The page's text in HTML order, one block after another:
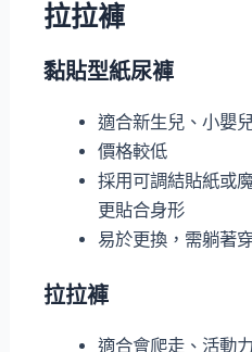
拉拉褲
黏貼型紙尿褲
適合新生兒、小嬰
價格較低
採用可調結貼紙或
更貼合身形
易於更換，需躺著
拉拉褲
適合會爬走、活動